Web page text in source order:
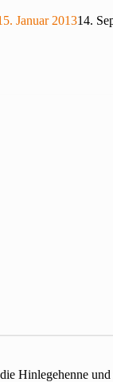
Januar 201314.
Hinlegehenne